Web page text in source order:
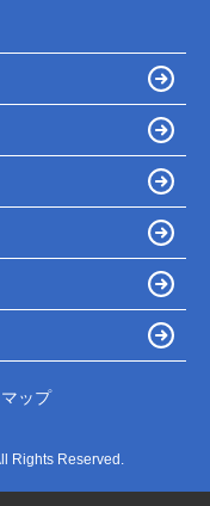
ップ
Rights Reserved.